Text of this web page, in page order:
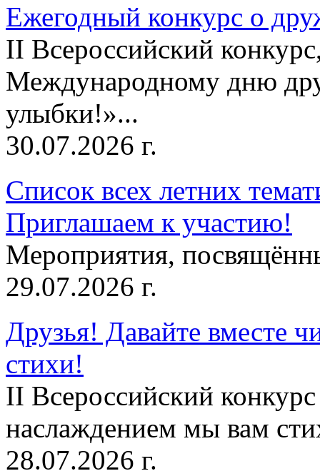
Ежегодный конкурс о
II Всероссийский
Международному дню
улыбки!»...
30.07.2026 г.
Список всех летних
Приглашаем к участию!
Мероприятия,
29.07.2026 г.
Друзья! Давайте вместе
стихи!
II Всероссийский
наслаждением мы вам
28.07.2026 г.